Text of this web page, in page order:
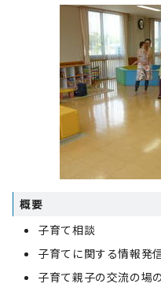
概要
子育て相談
子育てに関する情報発
子育て親子の交流の場